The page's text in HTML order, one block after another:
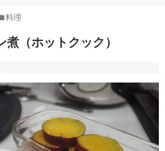
料理
（ホットクック）